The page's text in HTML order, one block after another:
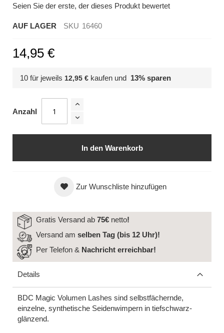
Seien Sie der erste, der dieses Produkt bewertet
AUF LAGER SKU 16460
14,95 €
10 für jeweils 12,95 € kaufen und 13% sparen
Anzahl
In den Warenkorb
Zur Wunschliste hinzufügen
Gratis Versand ab 75€ netto!
Versand am selben Tag (bis 12 Uhr)!
Per Telefon & Nachricht erreichbar!
Details
BDC Magic Volumen Lashes sind selbstfächernde,
einzelne, synthetische Seidenwimpern in tiefschwarz-
glänzend.